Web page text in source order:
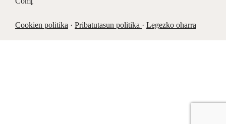
Cookien politika· Pribatutasun politika · Legezko oharra